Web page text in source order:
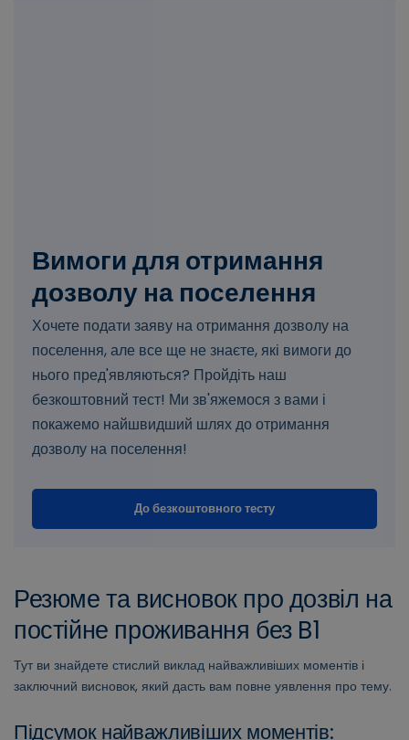
Вимоги для отримання
дозволу на поселення
Хочете подати заяву на отримання дозволу на
поселення, але все ще не знаєте, які вимоги до
нього пред'являються? Пройдіть наш
безкоштовний тест! Ми зв'яжемося з вами і
покажемо найшвидший шлях до отримання
дозволу на поселення!
До безкоштовного тесту
Резюме та висновок про дозвіл на
постійне проживання без B1
Тут ви знайдете стислий виклад найважливіших моментів і
заключний висновок, який дасть вам повне уявлення про тему.
Підсумок найважливіших моментів: